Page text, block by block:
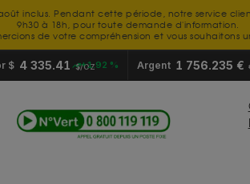
inclus. Pendant cette période, notre service
9h30 à 18h, pour toute demande d'information.
de votre compréhension et vous souhaitons
$ 4 335.41 $/OZ
+1.92 % Argent 1 756.235 €